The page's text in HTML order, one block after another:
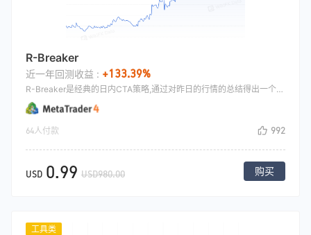
R-Breaker
近一年回测收益 : +133.39%
R-Breaker是经典的日内CTA策略,通过对昨日的行情的总结得出一个突破区间和震荡区间值,更多详情可以自行互联网搜索,本策略既可以做突破,也可以做行情的反转,通过行情变化不断的转换信号来适应行情.
64人付款 992
USD 0.99 USD980.00 购买
工具类